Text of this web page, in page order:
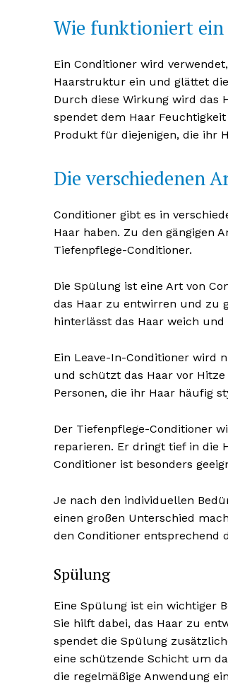
Wie funktioniert ein
Ein Conditioner wird
Haarstruktur ein und glättet
Durch diese Wirkung wird das
spendet dem Haar
Produkt für diejenigen, die ihr
Die verschiedenen
Conditioner gibt es in
Haar haben. Zu den gängigen
Tiefenpflege-Conditioner.
Die Spülung ist eine Art von
das Haar zu entwirren und zu
hinterlässt das Haar weich
Ein Leave-In-Conditioner wird
und schützt das Haar vor
Personen, die ihr Haar häufig
Der Tiefenpflege-Conditioner
reparieren. Er dringt tief in die
Conditioner ist besonders
Je nach den individuellen
einen großen Unterschied
den Conditioner entsprechend
Spülung
Eine Spülung ist ein wichtiger
Sie hilft dabei, das Haar zu
spendet die Spülung
eine schützende Schicht um
die regelmäßige Anwendung